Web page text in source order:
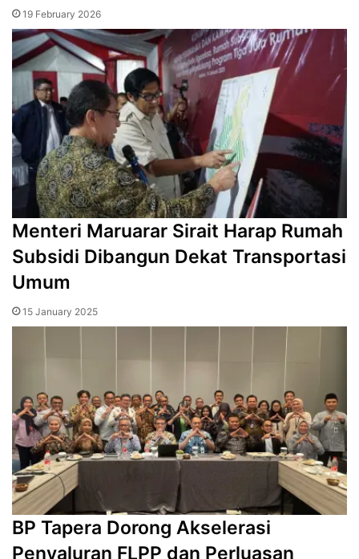
19 February 2026
Menteri Maruarar Sirait Harap Rumah
Subsidi Dibangun Dekat Transportasi
Umum
15 January 2025
BP Tapera Dorong Akselerasi
Penyaluran FLPP dan Perluasan